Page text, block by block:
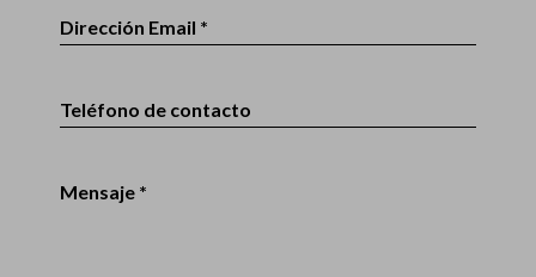
Dirección Email *
Teléfono de contacto
Mensaje *